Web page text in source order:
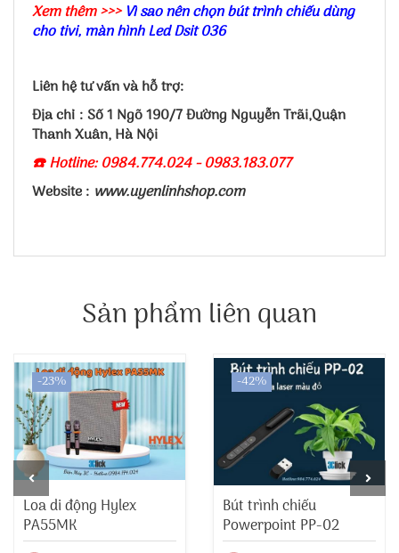
Xem thêm >>> Vì sao nên chọn bút trình chiếu dùng
cho tivi, màn hình Led Dsit 036
Liên hệ tư vấn và hỗ trợ:
Địa chỉ : Số 1 Ngõ 190/7 Đường Nguyễn Trãi,Quận
Thanh Xuân, Hà Nội
☎️ Hotline: 0984.774.024 - 0983.183.077
Website : www.uyenlinhshop.com
Sản phẩm liên quan
-23%
Loa di động Hylex
PA55MK
-42%
Bút trình chiếu
Powerpoint PP-02